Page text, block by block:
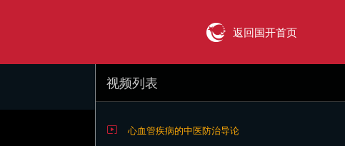
返回国开首页
视频列表
心血管疾病的中医防治导论